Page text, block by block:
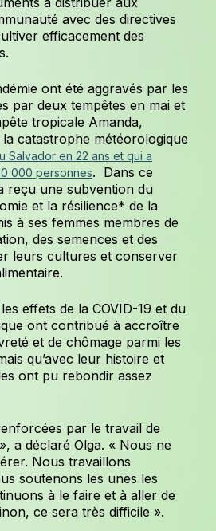
avec des directives
efficacement des
ont été aggravés par les
par deux tempêtes en mai et
tropicale Amanda,
catastrophe météorologique
Salvador en 22 ans et qui a
000 personnes. Dans ce
reçu une subvention du
et la résilience* de la
à ses femmes membres de
des semences et des
leurs cultures et conserver
effets de la COVID-19 et du
ont contribué à accroître
et de chômage parmi les
qu’avec leur histoire et
ont pu rebondir assez
par le travail de
a déclaré Olga. « Nous ne
Nous travaillons
soutenons les unes les
à le faire et à aller de
ce sera très difficile ».